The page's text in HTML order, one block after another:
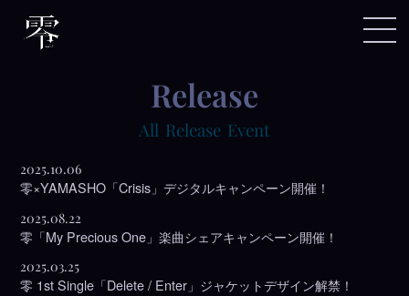
release
All Release Event
2025.10.06
零×YAMASHO「Crisis」デジタルキャンペーン開催！
2025.08.22
零「My Precious One」楽曲シェアキャンペーン開催！
2025.03.25
零 1st Single「Delete / Enter」ジャケットデザイン解禁！